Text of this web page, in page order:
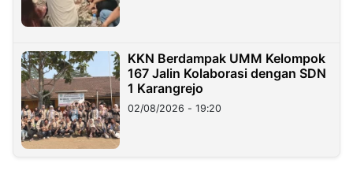
KKN Berdampak UMM Kelompok
167 Jalin Kolaborasi dengan SDN
1 Karangrejo
02/08/2026 - 19:20